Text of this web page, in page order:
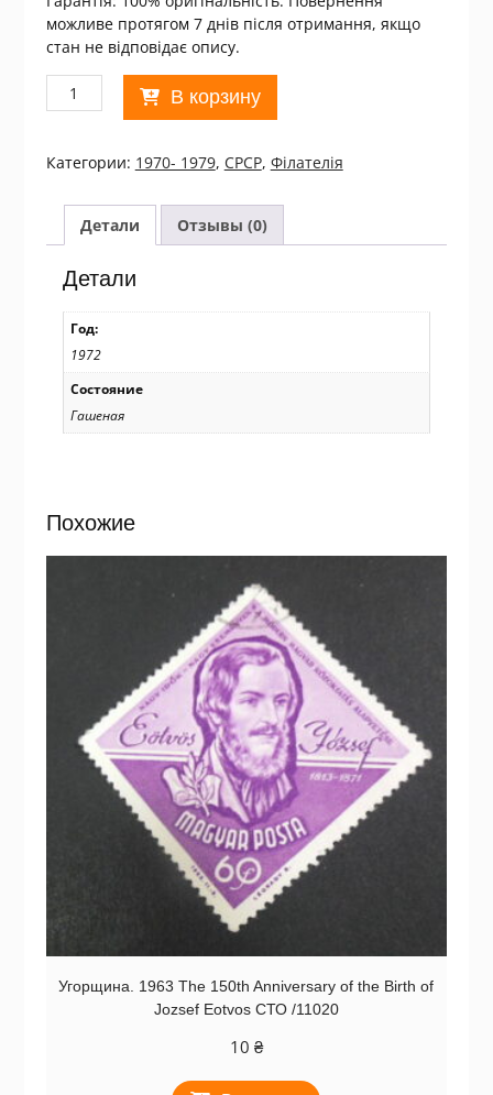
можливе протягом 7 днів після отримання, якщо
стан не відповідає опису.
Количество
товара
1972
лет
Ижевскому
заводу
Used/06
В корзину
Категории: 1970- 1979, СРСР, Філателія
Детали Отзывы (0)
Детали
Год:
1972
Состояние
Гашеная
Похожие
Угорщина. 1963 The 150th Anniversary of the Birth of
Jozsef Eotvos СТО /11020
10 ₴